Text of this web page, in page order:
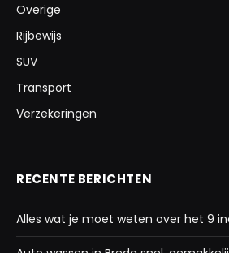
Overige
Rijbewijs
SUV
Transport
Verzekeringen
RECENTE BERICHTEN
Alles wat je moet weten over het 9